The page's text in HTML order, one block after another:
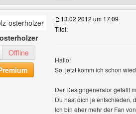
osterholzer Benutzer-Profile anzeigen
Offline
13.02.2012 um 17:09
Titel:
Hallo!
So, jetzt komm ich schon
Der Designgenerator gefällt
Du hast dich ja entschieden,
Ich bin eher mehr der Fan